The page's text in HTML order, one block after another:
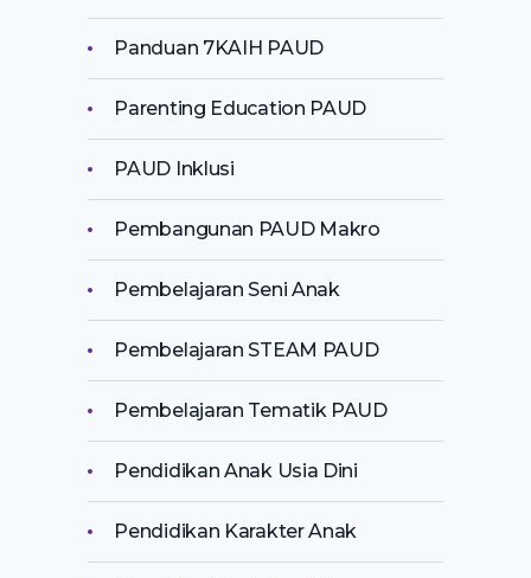
Panduan 7KAIH PAUD
Parenting Education PAUD
PAUD Inklusi
Pembangunan PAUD Makro
Pembelajaran Seni Anak
Pembelajaran STEAM PAUD
Pembelajaran Tematik PAUD
Pendidikan Anak Usia Dini
Pendidikan Karakter Anak